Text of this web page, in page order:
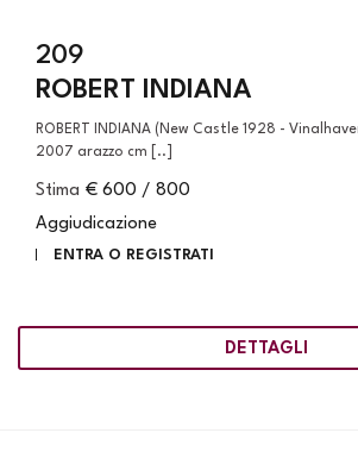
209
ROBERT INDIANA
ROBERT INDIANA (New Castle 1928 - Vinalhaven 2018) Classic Love
2007 arazzo cm [..]
Stima € 600 / 800
Aggiudicazione
ENTRA O REGISTRATI
DETTAGLI